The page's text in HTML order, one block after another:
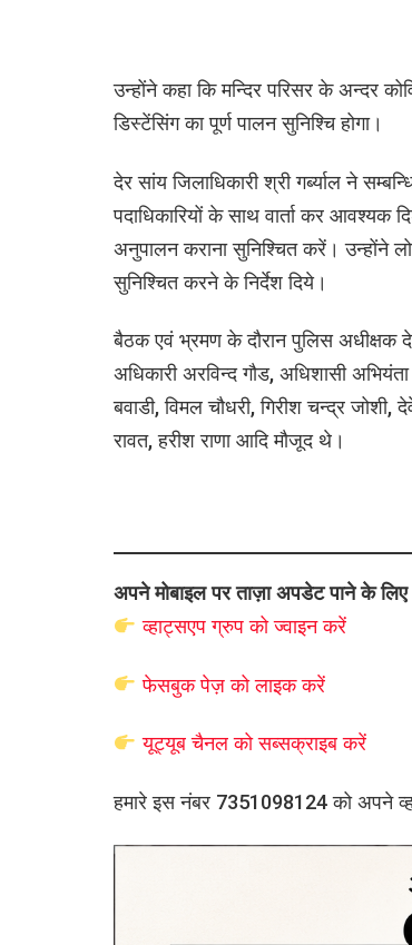
उन्होंने कहा कि मन्दिर परिसर के अन्दर
डिस्टेंसिंग का पूर्ण पालन सुनिश्चि होगा।
देर सांय जिलाधिकारी श्री गर्ब्याल ने
पदाधिकारियों के साथ वार्ता कर आवश्यक
अनुपालन कराना सुनिश्चित करें। उन्होंने
सुनिश्चित करने के निर्देश दिये।
बैठक एवं भ्रमण के दौरान पुलिस अधीक्षक
अधिकारी अरविन्द गौड, अधिशासी
बवाडी, विमल चौधरी, गिरीश चन्द्र
रावत, हरीश राणा आदि मौजूद थे।
अपने मोबाइल पर ताज़ा अपडेट पाने के
व्हाट्सएपग्रुप कोज्वाइन करें
फेसबुक पेज़ को लाइक करें
यूट्यूब चैनल को सब्सक्राइब करें
हमारे इस नंबर 7351098124 को अपने